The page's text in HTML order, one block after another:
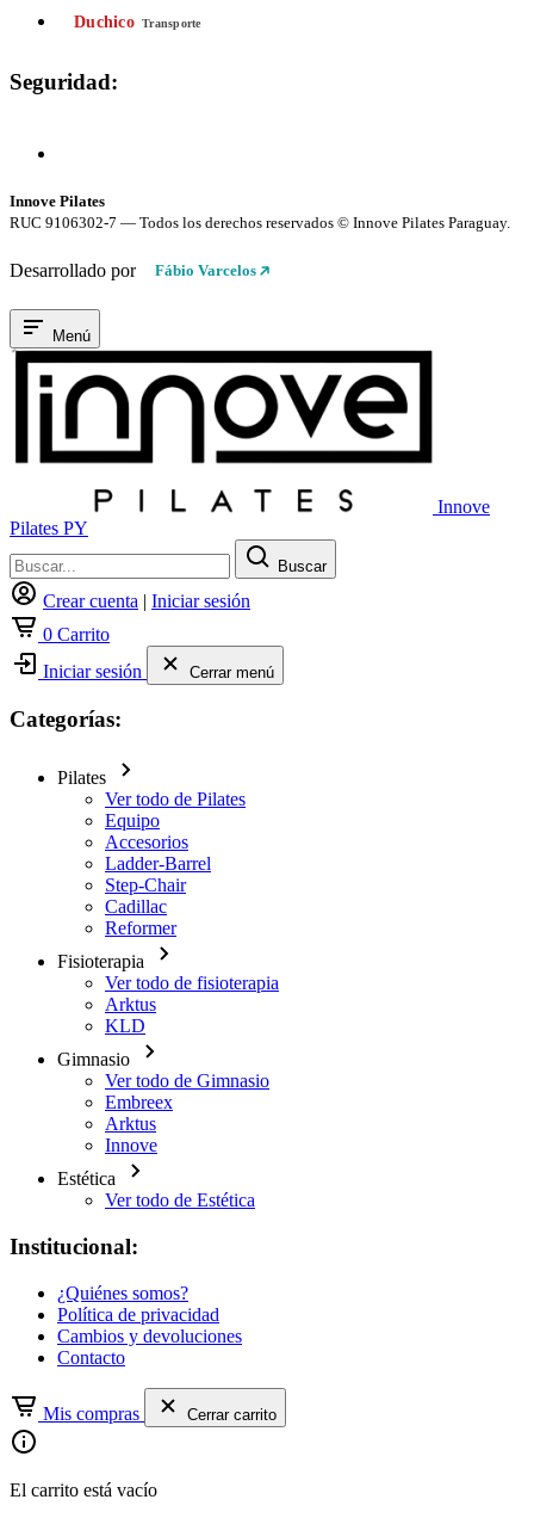
Duchico Transporte
Seguridad:
Innove Pilates
RUC 9106302-7 — Todos los derechos reservados © Innove Pilates Paraguay.
Desarrollado por Fábio Varcelos
Menú
Innove
Pilates PY
Buscar
Crear cuenta | Iniciar sesión
0 Carrito
Iniciar sesión
Cerrar menú
Categorías:
Pilates
Ver todo de Pilates
Equipo
Accesorios
Ladder-Barrel
Step-Chair
Cadillac
Reformer
Fisioterapia
Ver todo de fisioterapia
Arktus
KLD
Gimnasio
Ver todo de Gimnasio
Embreex
Arktus
Innove
Estética
Ver todo de Estética
Institucional:
¿Quiénes somos?
Política de privacidad
Cambios y devoluciones
Contacto
Mis compras Cerrar carrito
El carrito está vacío